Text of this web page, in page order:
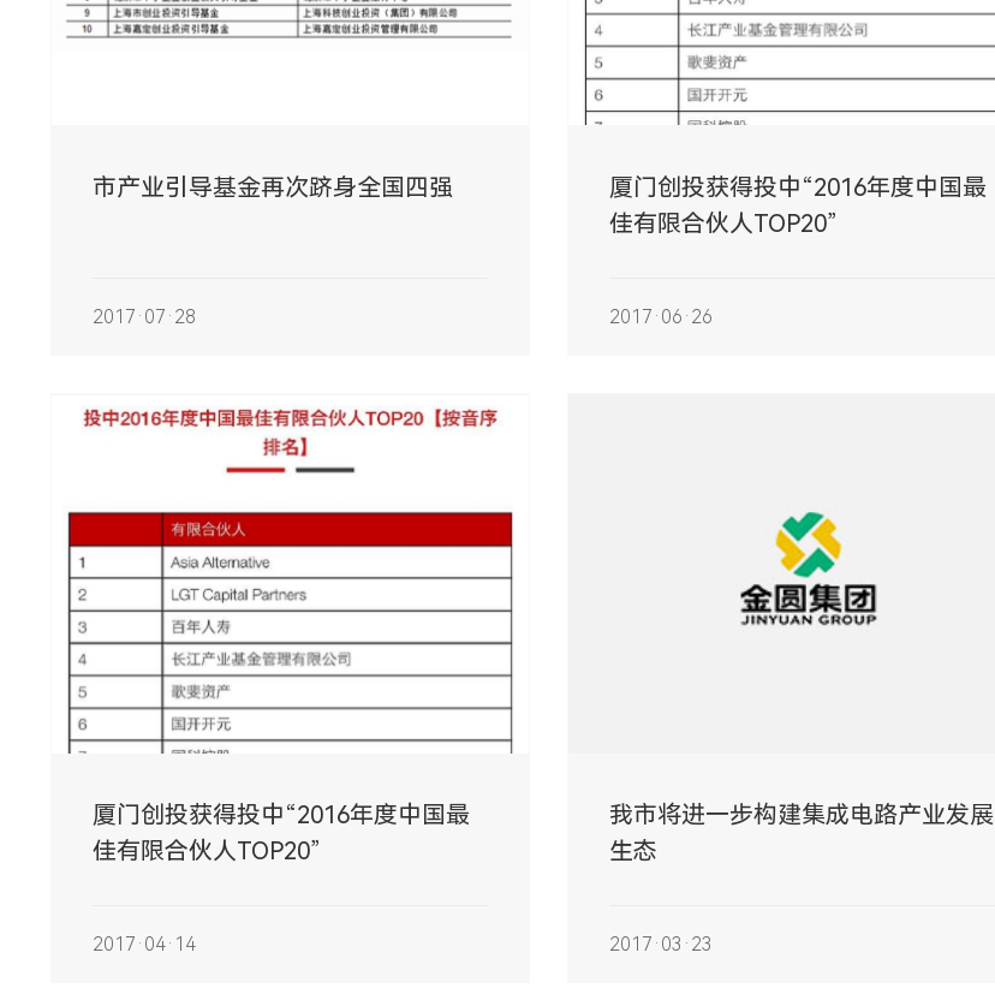
市产业引导基金再次跻身全国四强
2017·07·28
厦门创投获得投中“2016年度中国最
佳有限合伙人TOP20”
2017·06·26
厦门创投获得投中“2016年度中国最
佳有限合伙人TOP20”
2017·04·14
我市将进一步构建集成电路产业发展
生态
2017·03·23